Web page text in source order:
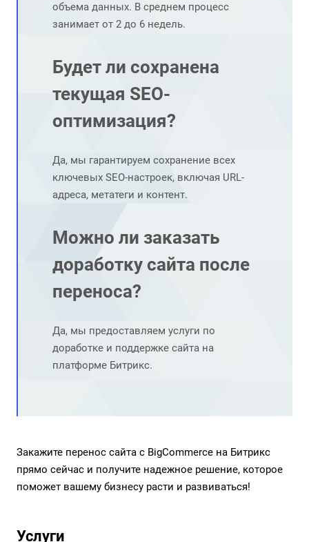
объема данных. В среднем процесс
занимает от 2 до 6 недель.
Будет ли сохранена
текущая SEO-
оптимизация?
Да, мы гарантируем сохранение всех
ключевых SEO-настроек, включая URL-
адреса, метатеги и контент.
Можно ли заказать
доработку сайта после
переноса?
Да, мы предоставляем услуги по
доработке и поддержке сайта на
платформе Битрикс.
Закажите перенос сайта с BigCommerce на Битрикс
прямо сейчас и получите надежное решение, которое
поможет вашему бизнесу расти и развиваться!
Услуги